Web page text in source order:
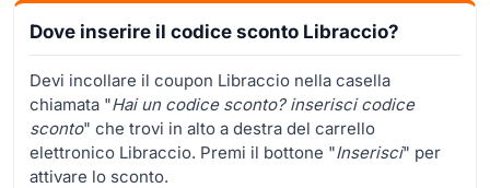
Dove inserire il codice sconto Libraccio?
Devi incollare il coupon Libraccio nella casella
chiamata "Hai un codice sconto? inserisci codice
sconto" che trovi in alto a destra del carrello
elettronico Libraccio. Premi il bottone "Inserisci" per
attivare lo sconto.